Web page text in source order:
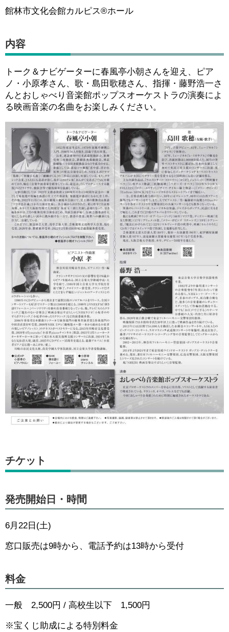
館林市文化会館カルピス®ホール
内容
トーク＆ナビゲーターに春風亭小朝さんを迎え、ピア
ノ・小原孝さん、歌・島田歌穂さん、指揮・藤野浩一さ
んとおしゃべり音楽館ポップスオーケストラの演奏によ
る映画音楽の名曲をお楽しみください。
チケット
発売開始日・時間
6月22日(土)
窓口販売は9時から、電話予約は13時から受付
料金
一般 2,500円 / 高校生以下 1,500円
※宝くじ助成による特別料金